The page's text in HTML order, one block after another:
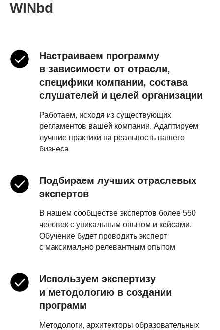
WINbd
Настраиваем программу
в зависимости от отрасли,
специфики компании, состава
слушателей и целей организации
Работаем, исходя из существующих
регламентов вашей компании. Адаптируем
лучшие практики на реальность вашего
бизнеса
Подбираем лучших отраслевых
экспертов
В нашем сообществе экспертов более 550
человек с уникальным опытом и кейсами.
Обучение будет проводить эксперт
с максимально релевантным опытом
Используем экспертизу
и методологию в создании
программ
Методологи, архитекторы образовательных